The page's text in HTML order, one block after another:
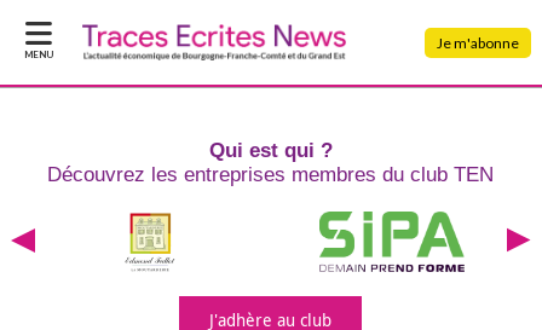
MENU
Je m'abonne
Qui est qui ?
Découvrez les entreprises membres du club TEN
J'adhèreau club